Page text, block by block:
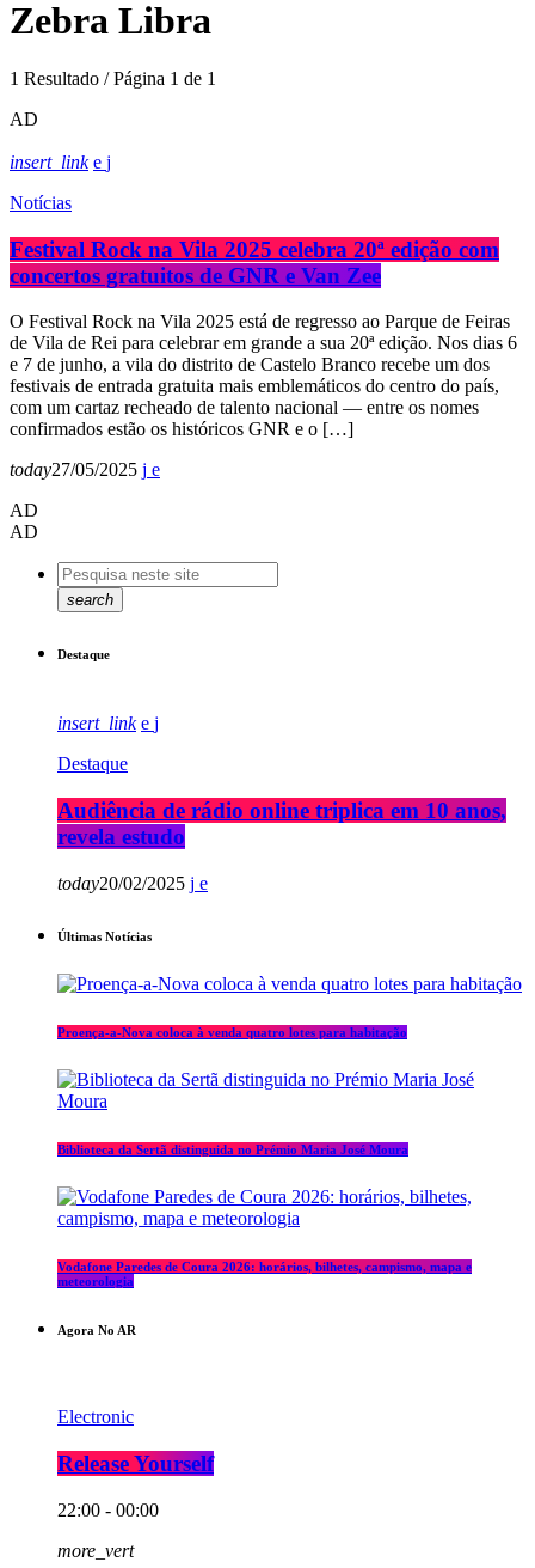
Zebra Libra
1 Resultado / Página 1 de 1
AD
insert_link
Notícias
Festival Rock na Vila 2025 celebra 20ª edição com
concertos gratuitos de GNR e Van Zee
O Festival Rock na Vila 2025 está de regresso ao Parque de Feiras
de Vila de Rei para celebrar em grande a sua 20ª edição. Nos dias 6
e 7 de junho, a vila do distrito de Castelo Branco recebe um dos
festivais de entrada gratuita mais emblemáticos do centro do país,
com um cartaz recheado de talento nacional — entre os nomes
confirmados estão os históricos GNR e o […]
today27/05/2025
AD
AD
search
Destaque
insert_link
Destaque
Audiência de rádio online triplica em 10 anos,
revela estudo
today20/02/2025
Últimas Notícias
Proença-a-Nova coloca à venda quatro lotes para habitação
Biblioteca da Sertã distinguida no Prémio Maria José Moura
Vodafone Paredes de Coura 2026: horários, bilhetes, campismo, mapa e
meteorologia
Agora No AR
Electronic
Release Yourself
22:00 - 00:00
more_vert